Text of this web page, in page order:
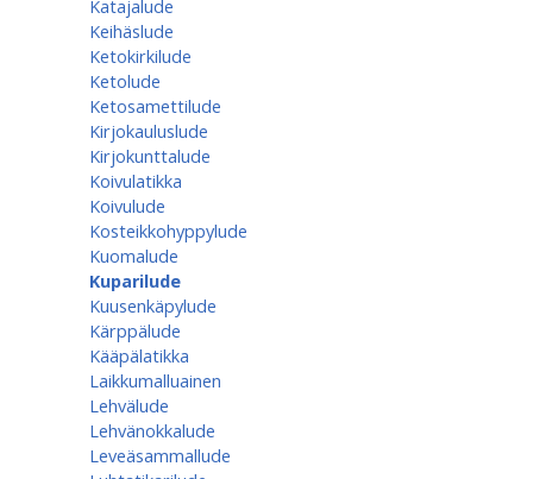
Katajalude
Keihäslude
Ketokirkilude
Ketolude
Ketosamettilude
Kirjokauluslude
Kirjokunttalude
Koivulatikka
Koivulude
Kosteikkohyppylude
Kuomalude
Kuparilude
Kuusenkäpylude
Kärppälude
Kääpälatikka
Laikkumalluainen
Lehvälude
Lehvänokkalude
Leveäsammallude